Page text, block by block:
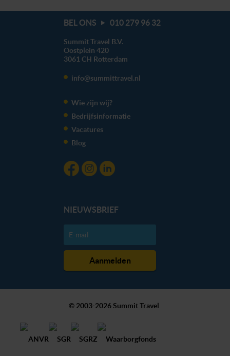
BEL ONS 010 279 96 32
Summit Travel B.V.
Oostplein 420
3061 CH Rotterdam
info@summittravel.nl
Wie zijn wij?
Bedrijfsinformatie
Vacatures
Blog
NIEUWSBRIEF
© 2003-2026 Summit Travel